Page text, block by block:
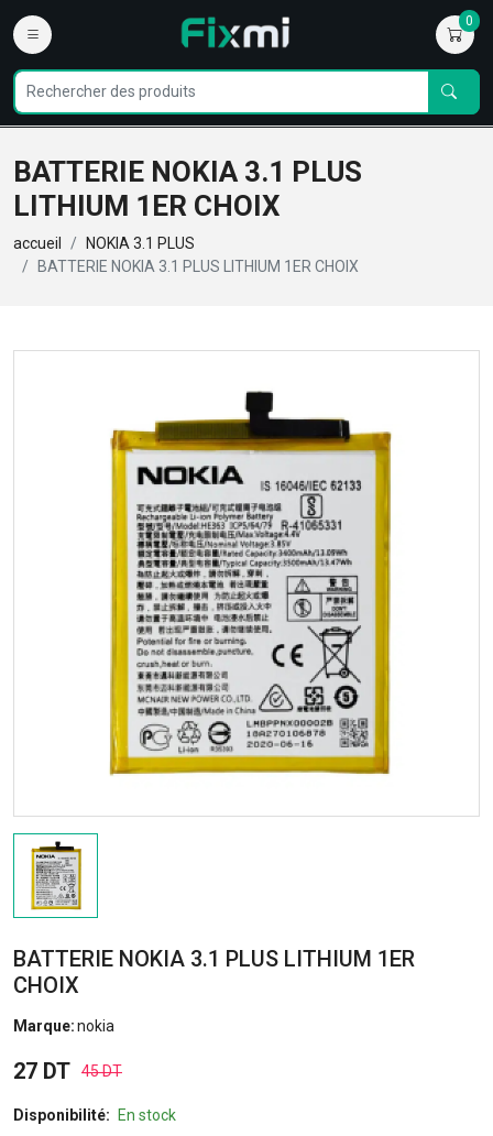
0
BATTERIE NOKIA 3.1 PLUS
LITHIUM 1ER CHOIX
accueil
NOKIA 3.1 PLUS
BATTERIE NOKIA 3.1 PLUS LITHIUM 1ER CHOIX
BATTERIE NOKIA 3.1 PLUS LITHIUM 1ER
CHOIX
Marque:nokia
27 DT 45 DT
Disponibilité: En stock